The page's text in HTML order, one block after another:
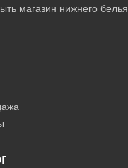
магазин нижнего белья